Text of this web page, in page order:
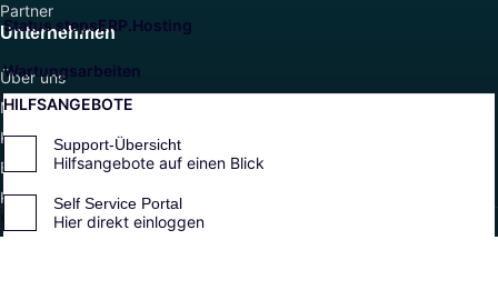
Status stepsERP.Hosting
Wartungsarbeiten
HILFSANGEBOTE
Support-Übersicht
Hilfsangebote auf einen Blick
Self Service Portal
Hier direkt einloggen
Partner
Unternehmen
Über uns
Management
Karriere
Events & Webinare
Kontakt
© Step Ahead GmbH. All Rights Reserved.